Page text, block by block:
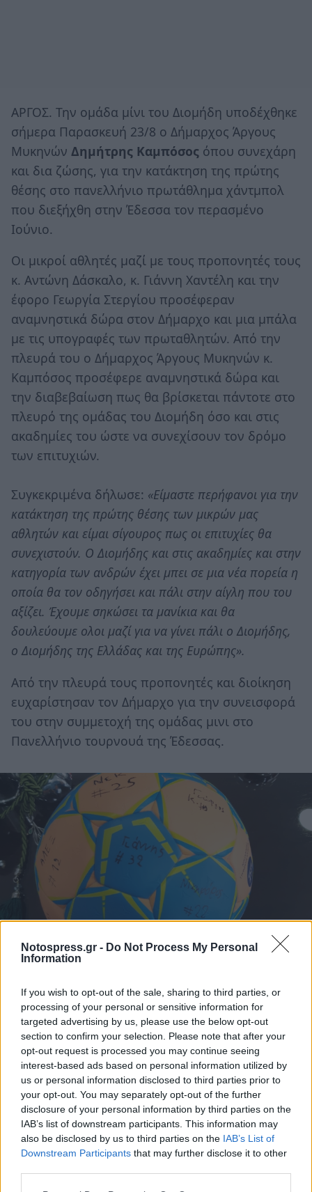
Notospress.gr - Do Not Process My Personal
Information
If you wish to opt-out of the sale, sharing to third parties, or
processing of your personal or sensitive information for
targeted advertising by us, please use the below opt-out
section to confirm your selection. Please note that after your
opt-out request is processed you may continue seeing
interest-based ads based on personal information utilized by
us or personal information disclosed to third parties prior to
your opt-out. You may separately opt-out of the further
disclosure of your personal information by third parties on the
IAB’s list of downstream participants. This information may
also be disclosed by us to third parties on the IAB’s List of
Downstream Participants that may further disclose it to other
ΑΡΓΟΣ. Την ομάδα μίνι του Διομήδη υποδέχθηκε
σήμερα Παρασκευή 23/8 ο Δήμαρχος Άργους
Μυκηνών Δημήτρης Καμπόσος όπου συνεχάρη
και δια ζώσης, για την κατάκτηση της πρώτης
θέσης στο πανελλήνιο πρωτάθλημα χάντμπολ
που διεξήχθη στην Έδεσσα τον περασμένο
Ιούνιο.
Οι μικροί αθλητές μαζί με τους προπονητές τους
κ. Αντώνη Δάσκαλο, κ. Γιάννη Χαντέλη και την
έφορο Γεωργία Στεργίου προσέφεραν
αναμνηστικά δώρα στον Δήμαρχο και μια μπάλα
με τις υπογραφές των πρωταθλητών. Από την
πλευρά του ο Δήμαρχος Άργους Μυκηνών κ.
Καμπόσος προσέφερε αναμνηστικά δώρα και
την διαβεβαίωση πως θα βρίσκεται πάντοτε στο
πλευρό της ομάδας του Διομήδη όσο και στις
ακαδημίες του ώστε να συνεχίσουν τον δρόμο
των επιτυχιών.
Συγκεκριμένα δήλωσε: «Είμαστε περήφανοι για την
κατάκτηση της πρώτης θέσης των μικρών μας
αθλητών και είμαι σίγουρος πως οι επιτυχίες θα
συνεχιστούν. Ο Διομήδης και στις ακαδημίες και στην
κατηγορία των ανδρών έχει μπει σε μια νέα πορεία η
οποία θα τον οδηγήσει και πάλι στην αίγλη που του
αξίζει. Έχουμε σηκώσει τα μανίκια και θα
δουλεύουμε ολοι μαζί για να γίνει πάλι ο Διομήδης,
ο Διομήδης της Ελλάδας και της Ευρώπης».
Από την πλευρά τους προπονητές και διοίκηση
ευχαρίστησαν τον Δήμαρχο για την συνεισφορά
του στην συμμετοχή της ομάδας μινι στο
Πανελλήνιο τουρνουά της Έδεσσας.